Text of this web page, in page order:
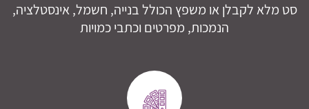
סט מלא לקבלן או משפץ הכולל בנייה, חשמל, אינסטלציה,
הנמכות, מפרטים וכתבי כמויות